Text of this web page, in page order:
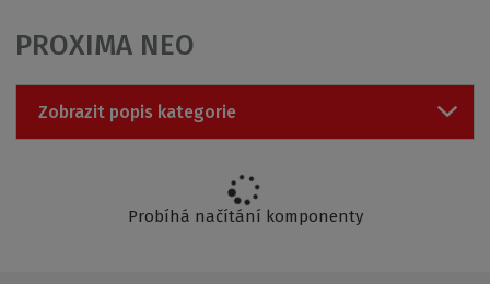
d
n
t
r
PROXIMA NEO
Zobrazit popis kategorie
Probíhá načítání komponenty